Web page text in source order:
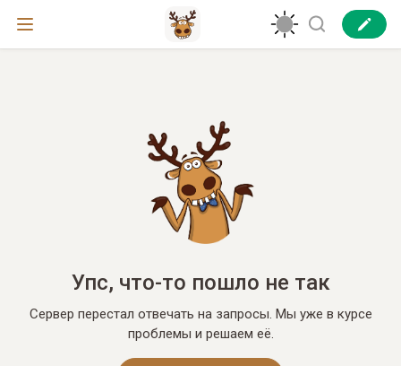
Упс, что-то пошло не так
Сервер перестал отвечать на запросы. Мы уже в курсе
проблемы и решаем её.